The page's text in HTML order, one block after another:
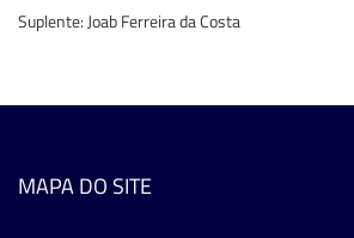
Suplente: Joab Ferreira da Costa
MAPA DO SITE